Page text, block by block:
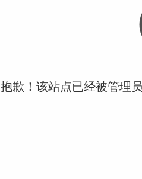
抱歉！该站点已经被管理